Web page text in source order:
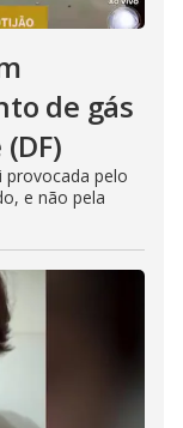
de gás
pelo
e não pela